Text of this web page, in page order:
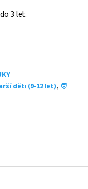
3 let.
děti (9-12 let), 🧑